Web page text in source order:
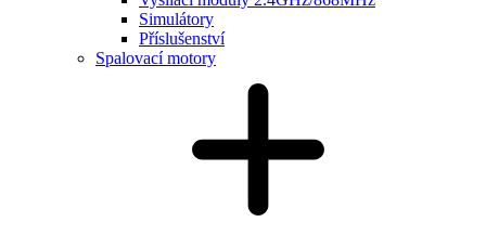
Simulátory
Příslušenství
Spalovací motory